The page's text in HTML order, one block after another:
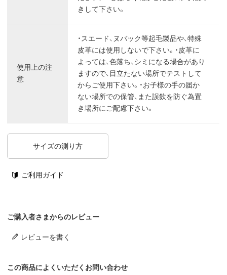
きして下さい。
使用上の注
意
・スエード、ヌバック等起毛製品や、特殊
皮革には使用しないで下さい。・皮革に
よっては、色落ち、シミになる場合があり
ますので、目立たない場所でテストして
からご使用下さい。・お子様の手の届か
ない場所での保管、また誤飲を防ぐ為置
き場所にご配慮下さい。
サイズの測り方
ご利用ガイド
ご購入者さまからのレビュー
レビューを書く
この商品によくいただくお問い合わせ